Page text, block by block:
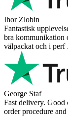
Ihor Zlobin
Fantastisk
bra kommunikation
välpackat och i perf
George Staf
Fast delivery. Good
order procedure